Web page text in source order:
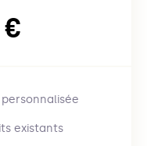
existants